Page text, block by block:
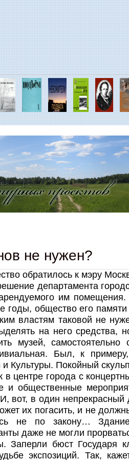
не нужен?
обратилось к мэру
департамента
арендуемого им
годы, общество его
властям таковой не
на него средства,
музей, самостоятельно
Был, к
Культуры. Покойный
в центре города с
и общественные
вот, в один
их погасить, и не
не по закону…
даже не могли
Заперли бюст Государя
экспозиций. Так,